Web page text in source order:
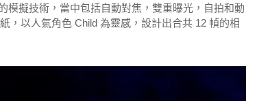
模擬技術，當中包括自動對焦，雙重曝光，自拍和動
，以人氣角色 Child 為靈感，設計出合共 12 幀的相